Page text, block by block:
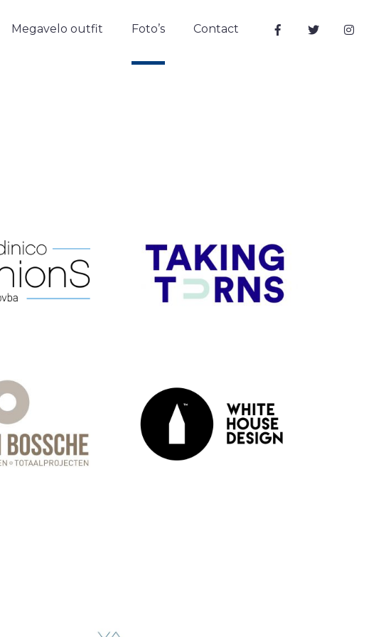
Megavelo outfit Foto’s Contact